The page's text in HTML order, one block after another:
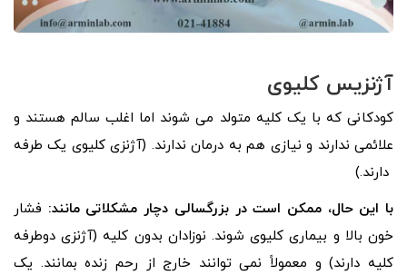
آژنزیس کلیوی
کودکانی که با یک کلیه متولد می شوند اما اغلب سالم هستند و
علائمی ندارند و نیازی هم به درمان ندارند. (آژنزی کلیوی یک طرفه
دارند.)
با این حال، ممکن است در بزرگسالی دچار مشکلاتی مانند: فشار
خون بالا و بیماری کلیوی شوند. نوزادان بدون کلیه (آژنزی دوطرفه
کلیه دارند) و معمولاً نمی توانند خارج از رحم زنده بمانند. یک